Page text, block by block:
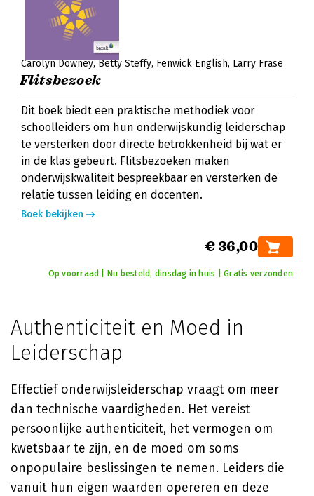
Carolyn Downey Betty Steffy Fenwick English Larry Frase
Flitsbezoek
Dit boek biedt een praktische methodiek voor
schoolleiders om hun onderwijskundig leiderschap
te versterken door directe betrokkenheid bij wat er
in de klas gebeurt. Flitsbezoeken maken
onderwijskwaliteit bespreekbaar en versterken de
relatie tussen leiding en docenten.
Boek bekijken
€ 36,00
Op voorraad | Nu besteld, dinsdag in huis | Gratis verzonden
Authenticiteit en Moed in
Leiderschap
Effectief onderwijsleiderschap vraagt om meer
dan technische vaardigheden. Het vereist
persoonlijke authenticiteit, het vermogen om
kwetsbaar te zijn, en de moed om soms
onpopulaire beslissingen te nemen. Leiders die
vanuit hun eigen waarden opereren en deze